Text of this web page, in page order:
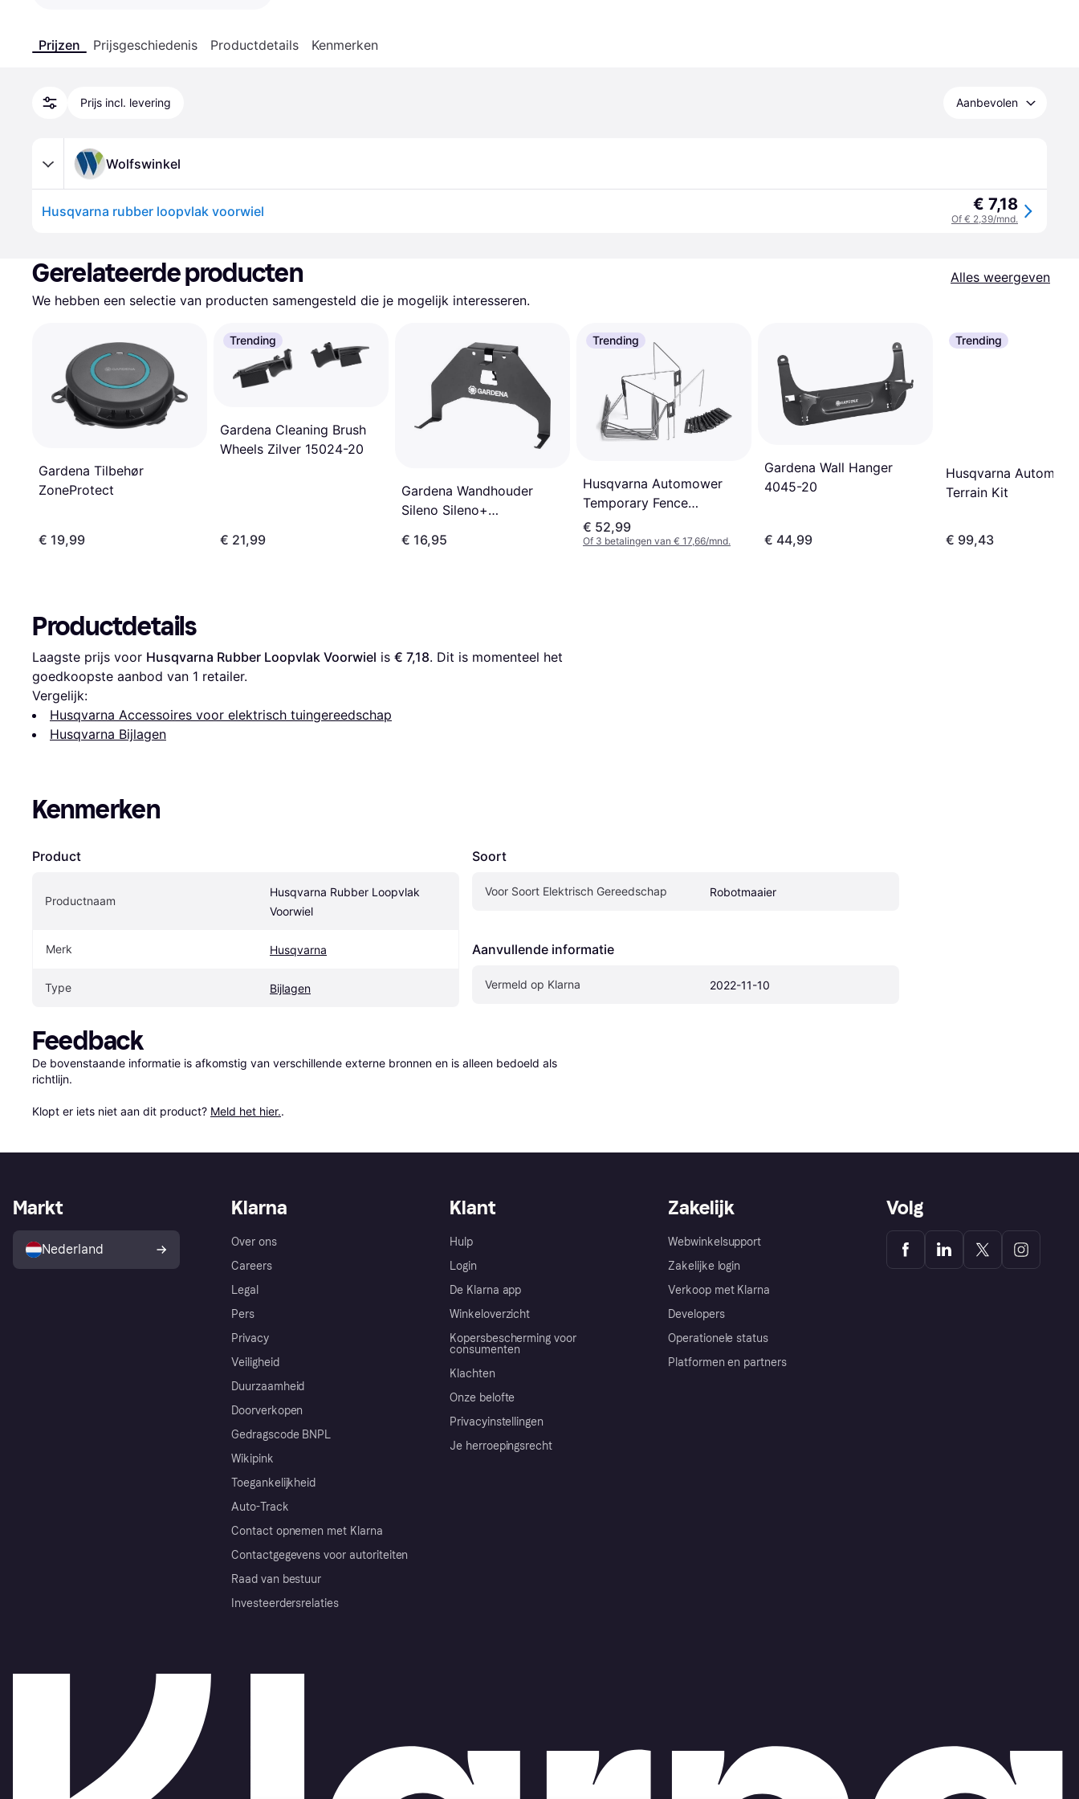
Prijzen Prijsgeschiedenis Productdetails Kenmerken
Prijs incl. levering Aanbevolen
Wolfswinkel
Husqvarna rubber loopvlak voorwiel € 7,18
Of € 2,39/mnd.
Gerelateerde producten
Alles weergeven
We hebben een selectie van producten samengesteld die je mogelijk interesseren.
Gardena Tilbehør
ZoneProtect
€ 19,99
Trending
Gardena Cleaning Brush
Wheels Zilver 15024-20
€ 21,99
Gardena Wandhouder
Sileno Sileno+
€ 16,95
Trending
Husqvarna Automower
Temporary Fence
5979870-01
€ 52,99
Of 3 betalingen van € 17,66/mnd.
Gardena Wall Hanger
4045-20
€ 44,99
Trending
Husqvarna
Terrain Kit
€ 99,43
Productdetails
Laagste prijs voor Husqvarna Rubber Loopvlak Voorwiel is € 7,18. Dit is momenteel het
goedkoopste aanbod van 1 retailer.
Vergelijk:
Husqvarna Accessoires voor elektrisch tuingereedschap
Husqvarna Bijlagen
Kenmerken
Product
Productnaam
Husqvarna Rubber Loopvlak
Voorwiel
Merk Husqvarna
Type Bijlagen
Soort
Voor Soort Elektrisch Gereedschap Robotmaaier
Aanvullende informatie
Vermeld op Klarna 2022-11-10
Feedback
De bovenstaande informatie is afkomstig van verschillende externe bronnen en is alleen bedoeld als
richtlijn.
Klopt er iets niet aan dit product? Meld het hier..
Klarna
Over ons
Careers
Legal
Pers
Privacy
Veiligheid
Duurzaamheid
Doorverkopen
Gedragscode BNPL
Wikipink
Toegankelijkheid
Auto-Track
Contact opnemen met Klarna
Contactgegevens voor autoriteiten
Raad van bestuur
Investeerdersrelaties
Klant
Hulp
Login
De Klarna app
Winkeloverzicht
Kopersbescherming voor
consumenten
Klachten
Onze belofte
Privacyinstellingen
Je herroepingsrecht
Zakelijk
Webwinkelsupport
Zakelijke login
Verkoop met Klarna
Developers
Operationele status
Platformen en partners
Markt
Nederland
Volg